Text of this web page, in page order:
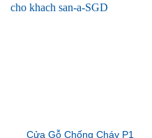
Cửa Gỗ Chống Cháy P1